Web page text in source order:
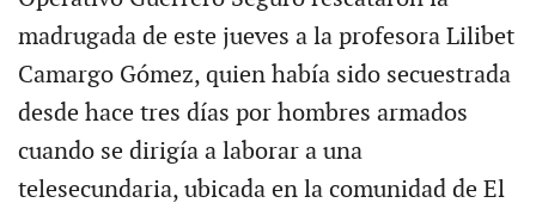
madrugada de este jueves a la profesora Lilibet
Camargo Gómez, quien había sido secuestrada
desde hace tres días por hombres armados
cuando se dirigía a laborar a una
telesecundaria, ubicada en la comunidad de El